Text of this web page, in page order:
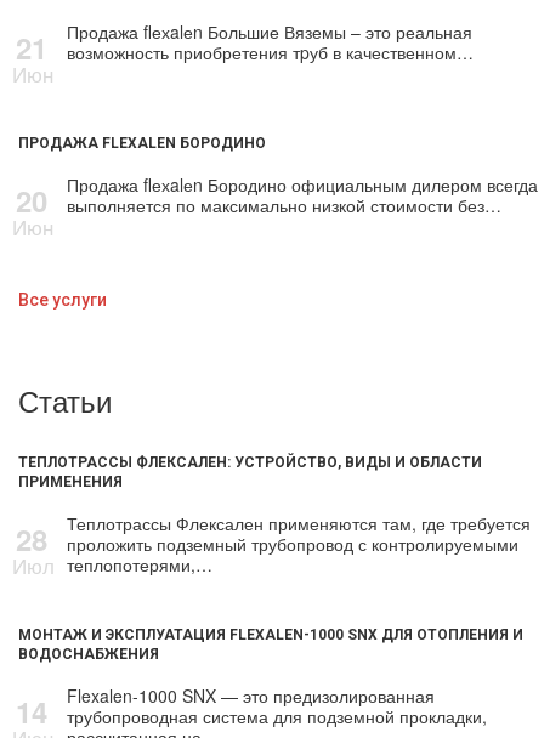
21
Июн
Продажа flехalеn Большие Вяземы – это реальная
возможность приобретения тpуб в качественном…
ПРОДАЖА FLEXALEN БОРОДИНО
20
Июн
Продажа flехalеn Бородино официальным дилером всегда
выполняется по максимально низкой стоимости без…
Все услуги
Статьи
ТЕПЛОТРАССЫ ФЛЕКСАЛЕН: УСТРОЙСТВО, ВИДЫ И ОБЛАСТИ
ПРИМЕНЕНИЯ
28
Июл
Теплотрассы Флексален применяются там, где требуется
проложить подземный трубопровод с контролируемыми
теплопотерями,…
МОНТАЖ И ЭКСПЛУАТАЦИЯ FLEXALEN-1000 SNX ДЛЯ ОТОПЛЕНИЯ И
ВОДОСНАБЖЕНИЯ
14
Flexalen-1000 SNX — это предизолированная
трубопроводная система для подземной прокладки,